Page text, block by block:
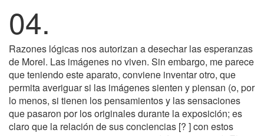
04.
Razones lógicas nos autorizan a desechar las esperanzas
de Morel. Las imágenes no viven. Sin embargo, me parece
que teniendo este aparato, conviene inventar otro, que
permita averiguar si las imágenes sienten y piensan (o, por
lo menos, si tienen los pensamientos y las sensaciones
que pasaron por los originales durante la exposición; es
claro que la relación de sus conciencias [? ] con estos